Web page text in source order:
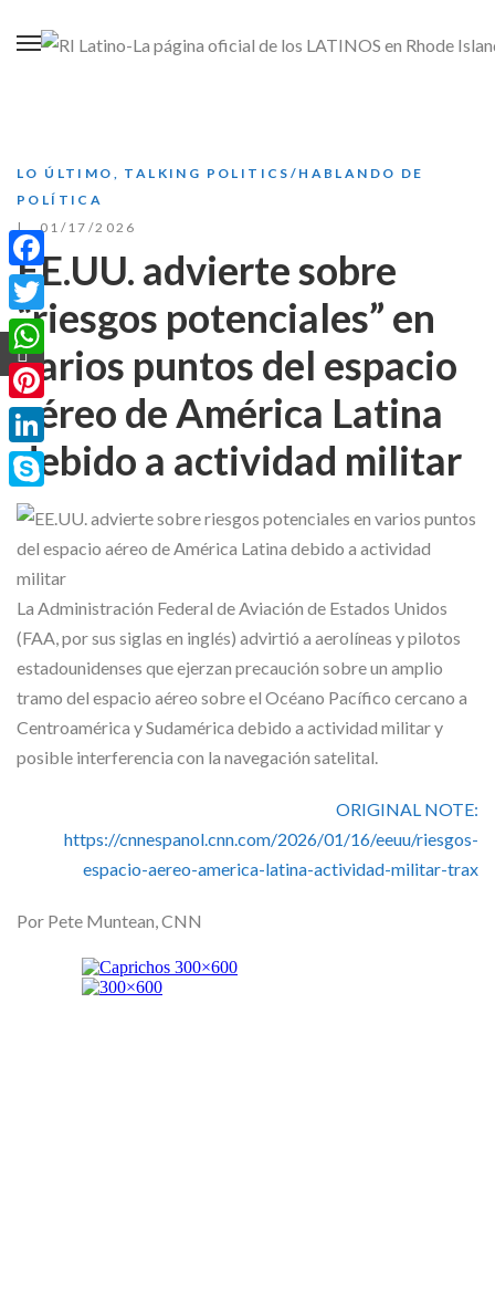
LO ÚLTIMO , TALKING POLITICS/HABLANDO DE
POLÍTICA
01/17/2026
EE.UU. advierte sobre
“riesgos potenciales” en
varios puntos del espacio
aéreo de América Latina
debido a actividad militar
La Administración Federal de Aviación de Estados Unidos
(FAA, por sus siglas en inglés) advirtió a aerolíneas y pilotos
estadounidenses que ejerzan precaución sobre un amplio
tramo del espacio aéreo sobre el Océano Pacífico cercano a
Centroamérica y Sudamérica debido a actividad militar y
posible interferencia con la navegación satelital.
ORIGINAL NOTE:
https://cnnespanol.cnn.com/2026/01/16/eeuu/riesgos-
espacio-aereo-america-latina-actividad-militar-trax
Por Pete Muntean, CNN
Facebook
Twitter
WhatsApp
Pinterest
LinkedIn
Skype